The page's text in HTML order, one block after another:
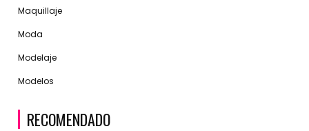
Maquillaje
Moda
Modelaje
Modelos
RECOMENDADO